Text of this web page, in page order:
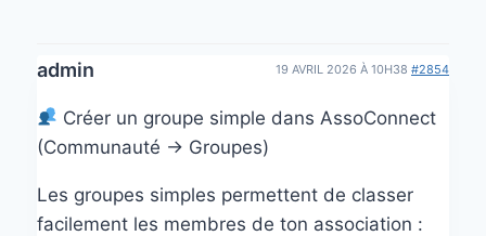
admin 19 AVRIL 2026 À 10H38 #2854
Créer un groupe simple dans AssoConnect
(Communauté → Groupes)
Les groupes simples permettent de classer
facilement les membres de ton association :